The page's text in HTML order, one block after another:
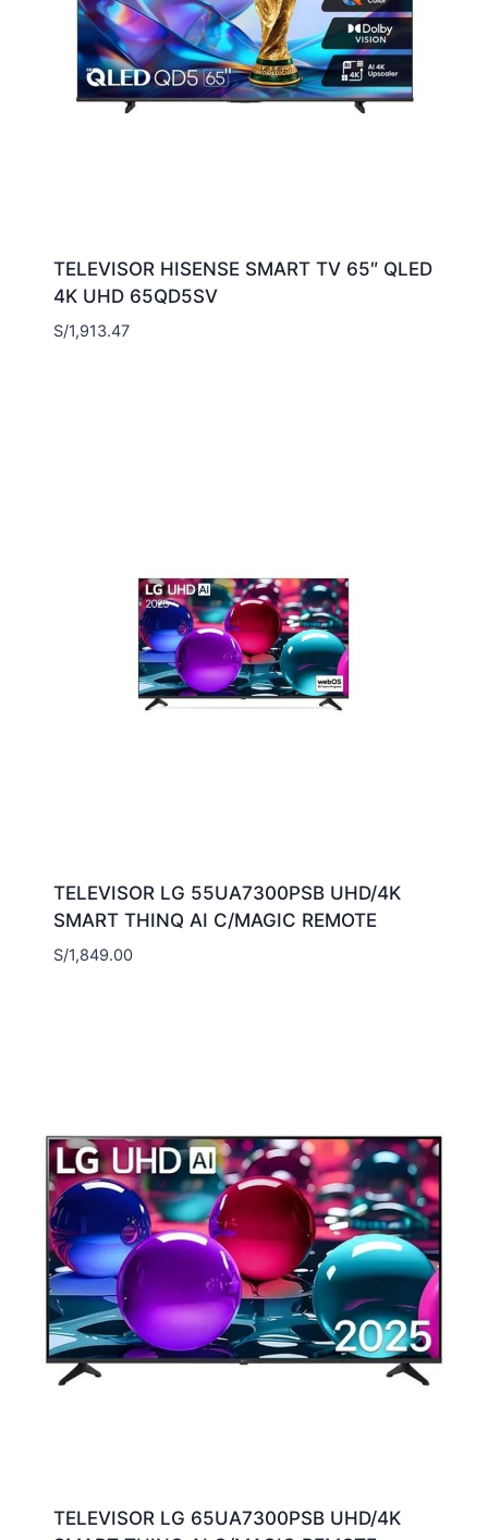
TELEVISOR HISENSE SMART TV 65″ QLED
4K UHD 65QD5SV
S/1,913.47
TELEVISOR LG 55UA7300PSB UHD/4K
SMART THINQ AI C/MAGIC REMOTE
S/1,849.00
TELEVISOR LG 65UA7300PSB UHD/4K